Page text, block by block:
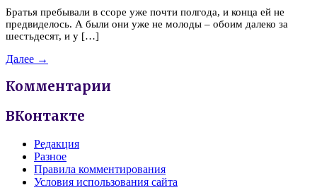
Братья пребывали в ссоре уже почти полгода, и конца ей не
предвиделось. А были они уже не молоды – обоим далеко за
шестьдесят, и у […]
Далее →
Комментарии
ВКонтакте
Редакция
Разное
Правила комментирования
Условия использования сайта